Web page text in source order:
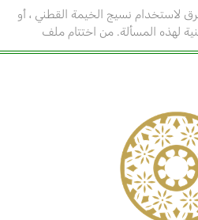
لاستخدام نسيج الخيمة القطني ، أو
لهذه المسألة. من اختتام ملف